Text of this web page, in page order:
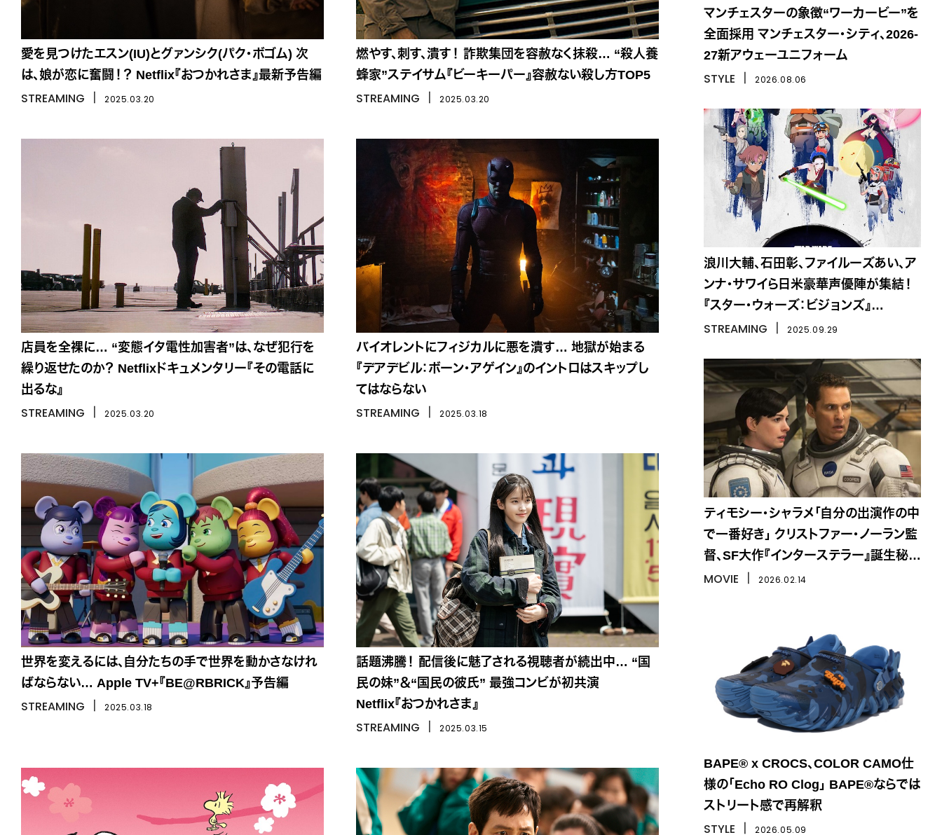
愛を見つけたエスン(IU)とグァンシク(パク・ボゴム) 次
は、娘が恋に奮闘！？ Netflix『おつかれさま』最新予告編
STREAMING 2025.03.20
燃やす、刺す、潰す！ 詐欺集団を容赦なく抹殺… “殺人養
蜂家”ステイサム『ビーキーパー』容赦ない殺し方TOP5
STREAMING 2025.03.20
店員を全裸に… “変態イタ電性加害者”は、なぜ犯行を
繰り返せたのか？ Netflixドキュメンタリー『その電話に
出るな』
STREAMING 2025.03.20
バイオレントにフィジカルに悪を潰す… 地獄が始まる
『デアデビル：ボーン・アゲイン』のイントロはスキップし
てはならない
STREAMING 2025.03.18
世界を変えるには、自分たちの手で世界を動かさなけれ
ばならない… Apple TV+『BE@RBRICK』予告編
STREAMING 2025.03.18
話題沸騰！ 配信後に魅了される視聴者が続出中… “国
民の妹”＆“国民の彼氏” 最強コンビが初共演
Netflix『おつかれさま』
STREAMING 2025.03.15
マンチェスターの象徴“ワーカービー”を
全面採用 マンチェスター・シティ、2026-
27新アウェーユニフォーム
STYLE 2026.08.06
浪川大輔、石田彰、ファイルーズあい、ア
ンナ・サワイら日米豪華声優陣が集結！
『スター・ウォーズ：ビジョンズ』
Volume3
STREAMING 2025.09.29
ティモシー・シャラメ「自分の出演作の中
で一番好き」 クリストファー・ノーラン監
督、SF大作『インターステラー』誕生秘話
を語る
MOVIE 2026.02.14
BAPE® x CROCS、COLOR CAMO仕
様の「Echo RO Clog」 BAPE®ならでは
ストリート感で再解釈
STYLE 2026.05.09